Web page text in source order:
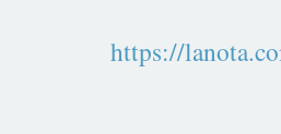
https://